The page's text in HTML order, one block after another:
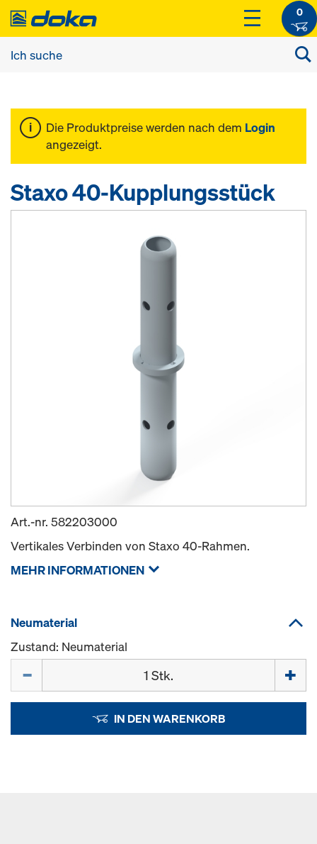
0
Die Produktpreise werden nach dem Login
angezeigt.
Staxo 40-Kupplungsstück
Art.-nr. 582203000
Vertikales Verbinden von Staxo 40-Rahmen.
MEHR INFORMATIONEN
Neumaterial
Zustand: Neumaterial
IN DEN WARENKORB